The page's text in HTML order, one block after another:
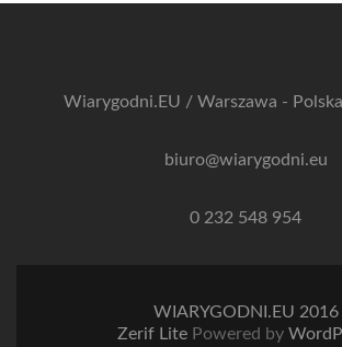
Wiarygodni.EU / Warszawa - Polska
biuro@wiarygodni.eu
0 232 548 954
WIARYGODNI.EU 2016
Zerif Lite Powered by